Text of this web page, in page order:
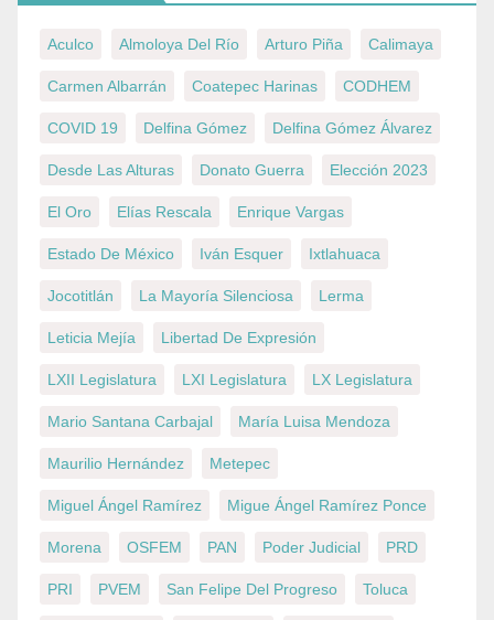
Aculco Almoloya Del Río Arturo Piña Calimaya
Carmen Albarrán Coatepec Harinas CODHEM
COVID 19 Delfina Gómez Delfina Gómez Álvarez
Desde Las Alturas Donato Guerra Elección 2023
El Oro Elías Rescala Enrique Vargas
Estado De México Iván Esquer Ixtlahuaca
Jocotitlán La Mayoría Silenciosa Lerma
Leticia Mejía Libertad De Expresión
LXII Legislatura LXI Legislatura LX Legislatura
Mario Santana Carbajal María Luisa Mendoza
Maurilio Hernández Metepec
Miguel Ángel Ramírez Migue Ángel Ramírez Ponce
Morena OSFEM PAN Poder Judicial PRD
PRI PVEM San Felipe Del Progreso Toluca